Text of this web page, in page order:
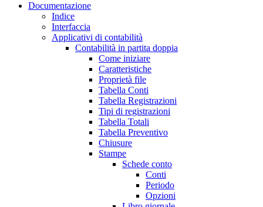
Documentazione
Indice
Interfaccia
Applicativi di contabilità
Contabilità in partita doppia
Come iniziare
Caratteristiche
Proprietà file
Tabella Conti
Tabella Registrazioni
Tipi di registrazioni
Tabella Totali
Tabella Preventivo
Chiusure
Stampe
Schede conto
Conti
Periodo
Opzioni